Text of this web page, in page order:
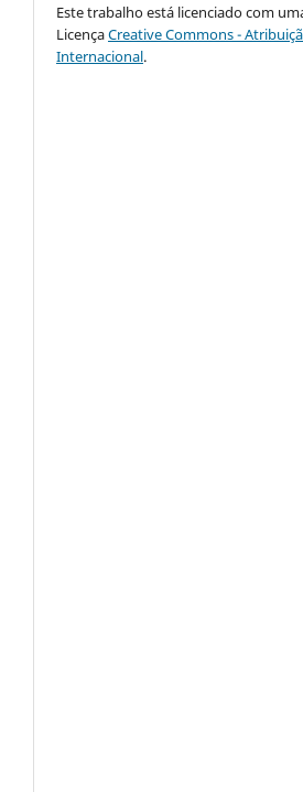
Este trabalho está licenciado com
LicençaCreative Commons -
Internacional.